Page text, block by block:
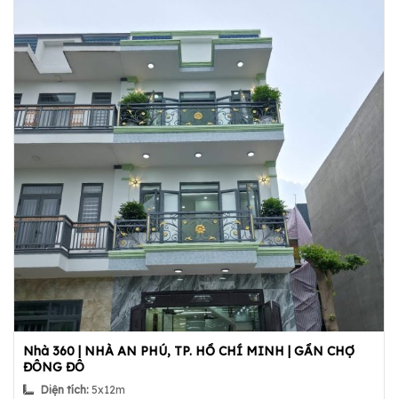
Nhà 360 | NHÀ AN PHÚ, TP. HỒ CHÍ MINH | GẦN CHỢ
ĐÔNG ĐÔ
Diện tích: 5x12m